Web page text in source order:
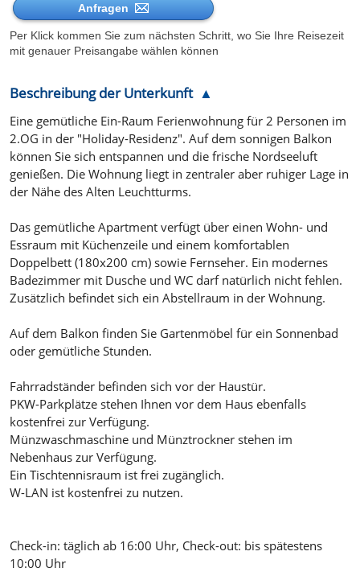
Anfragen
Per Klick kommen Sie zum nächsten Schritt, wo Sie Ihre Reisezeit
mit genauer Preisangabe wählen können
Beschreibung der Unterkunft
Eine gemütliche Ein-Raum Ferienwohnung für 2 Personen im
2.OG in der "Holiday-Residenz". Auf dem sonnigen Balkon
können Sie sich entspannen und die frische Nordseeluft
genießen. Die Wohnung liegt in zentraler aber ruhiger Lage in
der Nähe des Alten Leuchtturms.
Das gemütliche Apartment verfügt über einen Wohn- und
Essraum mit Küchenzeile und einem komfortablen
Doppelbett (180x200 cm) sowie Fernseher. Ein modernes
Badezimmer mit Dusche und WC darf natürlich nicht fehlen.
Zusätzlich befindet sich ein Abstellraum in der Wohnung.
Auf dem Balkon finden Sie Gartenmöbel für ein Sonnenbad
oder gemütliche Stunden.
Fahrradständer befinden sich vor der Haustür.
PKW-Parkplätze stehen Ihnen vor dem Haus ebenfalls
kostenfrei zur Verfügung.
Münzwaschmaschine und Münztrockner stehen im
Nebenhaus zur Verfügung.
Ein Tischtennisraum ist frei zugänglich.
W-LAN ist kostenfrei zu nutzen.
Check-in: täglich ab 16:00 Uhr, Check-out: bis spätestens
10:00 Uhr